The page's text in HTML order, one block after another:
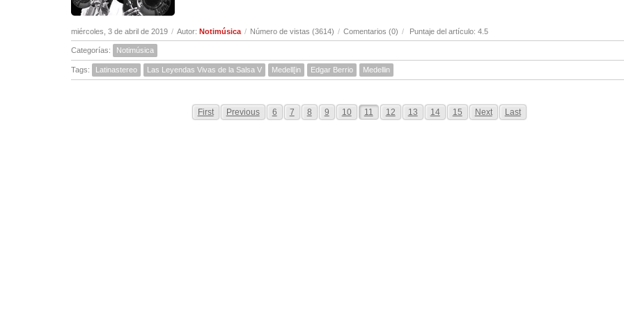
miércoles, 3 de abril de 2019 / Autor: Notimúsica / Número de vistas (3614) / Comentarios (0) / Puntaje del artículo: 4.5
Categorías: Notimúsica
Tags: Latinastereo Las Leyendas Vivas de la Salsa V Medell[in Edgar Berrio Medellin
First Previous 6 7 8 9 10 11 12 13 14 15 Next Last